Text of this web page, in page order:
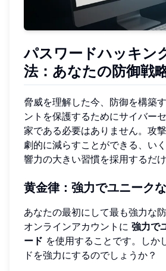
パスワードハッキン
法：あなたの防御戦
脅威を理解した今、防御を構築
ントを保護するためにサイバー
家である必要はありません。攻
劇的に減らすことができる、い
響力の大きい習慣を採用するだけ
黄金律：強力でユニーク
あなたの最初にして最も強力な
オンラインアカウントに 強力で
ード を使用することです。しか
ドを強力にするのでしょうか？